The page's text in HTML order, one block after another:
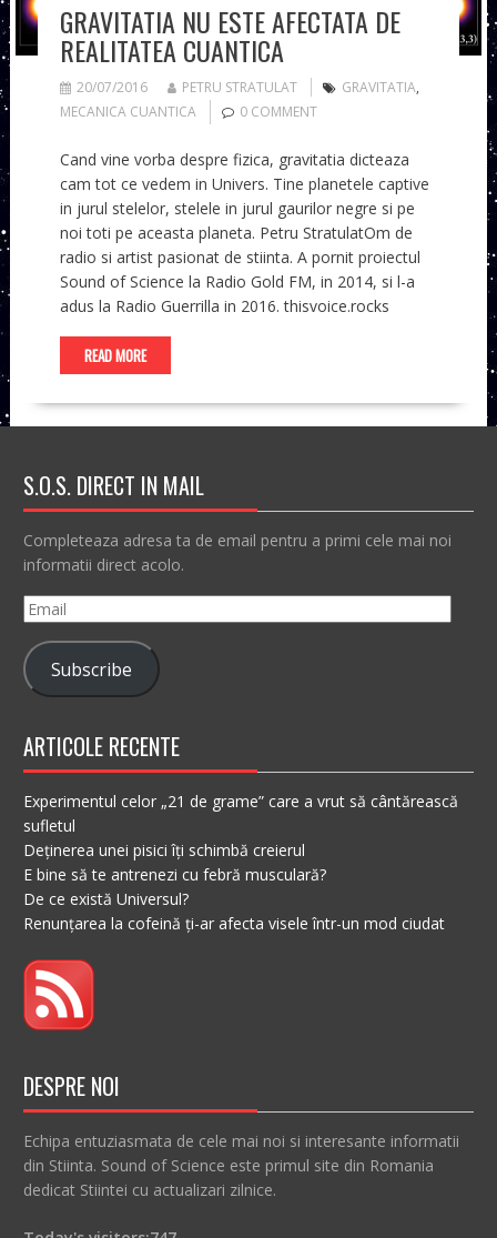
GRAVITATIA NU ESTE AFECTATA DE
REALITATEA CUANTICA
20/07/2016 PETRU STRATULAT GRAVITATIA,
MECANICA CUANTICA
0 COMMENT
Cand vine vorba despre fizica, gravitatia dicteaza
cam tot ce vedem in Univers. Tine planetele captive
in jurul stelelor, stelele in jurul gaurilor negre si pe
noi toti pe aceasta planeta. Petru StratulatOm de
radio si artist pasionat de stiinta. A pornit proiectul
Sound of Science la Radio Gold FM, in 2014, si l-a
adus la Radio Guerrilla in 2016. thisvoice.rocks
READ MORE
S.O.S. DIRECT IN MAIL
Completeaza adresa ta de email pentru a primi cele mai noi
informatii direct acolo.
Email
Subscribe
ARTICOLE RECENTE
Experimentul celor „21 de grame” care a vrut să cântărească
sufletul
Deținerea unei pisici îți schimbă creierul
E bine să te antrenezi cu febră musculară?
De ce există Universul?
Renunțarea la cofeină ți-ar afecta visele într-un mod ciudat
DESPRE NOI
Echipa entuziasmata de cele mai noi si interesante informatii
din Stiinta. Sound of Science este primul site din Romania
dedicat Stiintei cu actualizari zilnice.